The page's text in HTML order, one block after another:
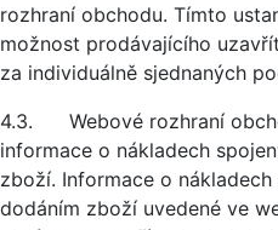
rozhraní obchodu. Tímto
možnost prodávajícího
za individuálně sjednaných
4.3. Webové rozhraní
informace o nákladech
zboží. Informace o
dodáním zboží uvedené ve